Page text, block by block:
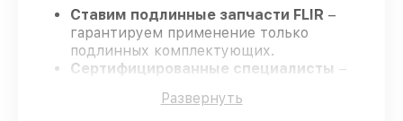
Ставим подлинные запчасти FLIR –
гарантируем применение только
подлинных комплектующих.
Сертифицированные специалисты –
гарантирует качество выполняемых
Развернуть